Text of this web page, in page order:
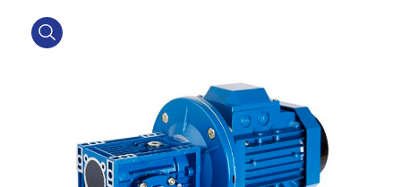
product view